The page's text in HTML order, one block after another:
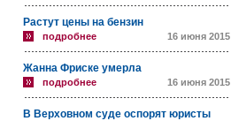
Растут цены на бензин
подробнее 16 июня 2015
Жанна Фриске умерла
подробнее 16 июня 2015
В Верховном суде оспорят юристы